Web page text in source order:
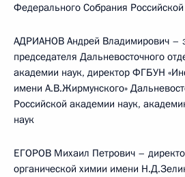
Федерального Собрания
АДРИАНОВ Андрей Владимирович –
председателя Дальневосточного
академии наук, директор ФГБУН
имени А.В.Жирмунского»
Российской академии наук,
наук
ЕГОРОВ Михаил Петрович –
органической химии имени